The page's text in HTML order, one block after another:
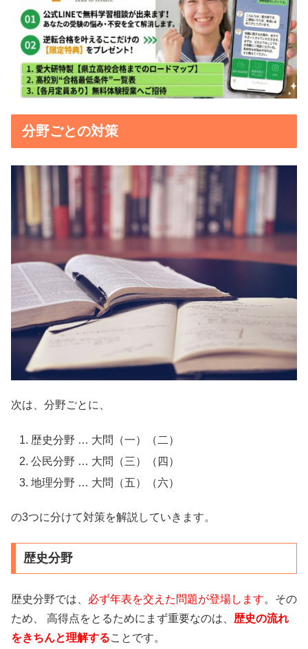
分野ごとの対策
次は、分野ごとに、
歴史分野 … 大問（一）（二）
公民分野 … 大問（三）（四）
地理分野 … 大問（五）（六）
の3つに分けて対策を解説していきます。
歴史分野
歴史分野では、 必ず年表を交えた問題が登場します。その
ため、 高得点をとるためにまず重要なのは、 歴史の流れ
をきちんと理解することです。